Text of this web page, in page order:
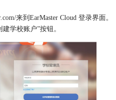
来到EarMaster Cloud 登录界面。
学校账户”按钮。